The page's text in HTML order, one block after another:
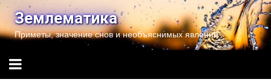
Землематика
Приметы, значение снов и необъяснимых явлений